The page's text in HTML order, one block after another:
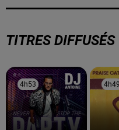
TITRES DIFFUSÉS
4h53
4h53 4h49
4h49